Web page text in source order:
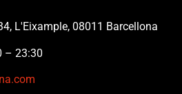
L'Eixample, 08011 Barcellona
– 23:30